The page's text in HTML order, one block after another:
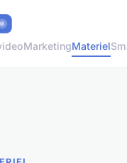
MarketingMateriel